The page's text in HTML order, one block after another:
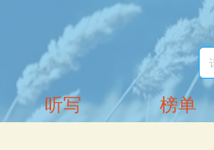
听写 榜单